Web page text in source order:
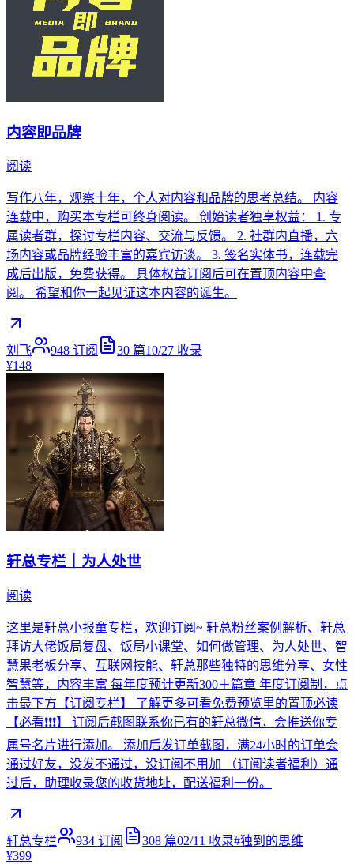
内容即品牌
阅读
写作八年，观察十年，个人对内容和品牌的思考总结。 内容
连载中，购买本专栏可终身阅读。 创始读者独享权益： 1. 专
属读者群，探讨专栏内容、交流与反馈。 2. 社群内直播，六
场内容或品牌经验丰富的嘉宾访谈。 3. 签名实体书，连载完
成后出版，免费获得。 具体权益订阅后可在置顶内容中查
阅。 希望和你一起见证这本内容的诞生。
刘飞 948 订阅 30 篇10/27 收录
¥148
轩总专栏｜为人处世
阅读
这里是轩总小报童专栏，欢迎订阅~ 轩总粉丝案例解析、轩总
拜访大佬饭局复盘、饭局小课堂、如何做管理、为人处世、智
慧果老板分享、互联网技能、轩总那些独特的思维分享、女性
智慧等，内容丰富 每年度预计更新300＋篇章 年度订阅制，点
击最下方【订阅专栏】 了解更多可看免费预览里的置顶必读
【必看❗️❗️❗️】 订阅后截图联系你已有的轩总微信，会推送你专
属号名片进行添加。 添加后发订单截图，满24小时的订单会
通过好友，没发不通过，没订阅不用加 （订阅读者福利）通
过后，助理收录您的收货地址，配送福利一份。
轩总专栏 934 订阅 308 篇02/11 收录#独到的思维
¥399